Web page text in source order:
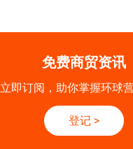
免费商贸资讯
立即订阅，助你掌握环球
登记 >